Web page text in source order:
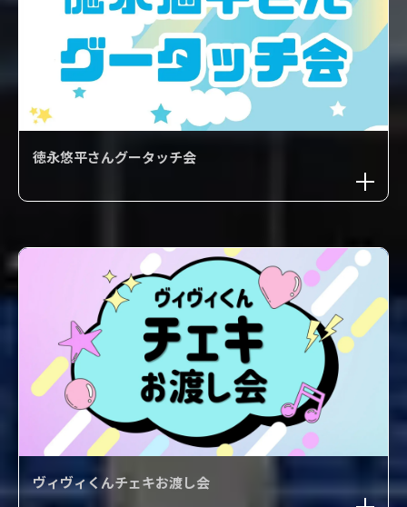
徳永悠平さんグータッチ会
ヴィヴィくんチェキお渡し会